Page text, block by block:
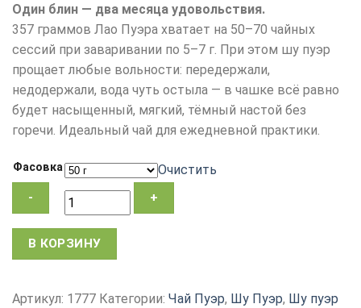
Один блин — два месяца удовольствия.
357 граммов Лао Пуэра хватает на 50–70 чайных
сессий при заваривании по 5–7 г. При этом шу пуэр
прощает любые вольности: передержали,
недодержали, вода чуть остыла — в чашке всё равно
будет насыщенный, мягкий, тёмный настой без
горечи. Идеальный чай для ежедневной практики.
Фасовка Очистить
Количество
пуэр,
В КОРЗИНУ
Артикул: 1777 Категории: Чай Пуэр, Шу Пуэр, Шу пуэр